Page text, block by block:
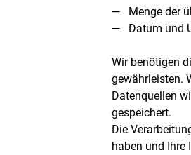
Menge der
Datum und
Wir benötigen
gewährleisten.
Datenquellen
gespeichert.
Die
haben und Ihre